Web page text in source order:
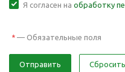
Я согласен на обработку
* — Обязательные поля
Отправить Сбросить